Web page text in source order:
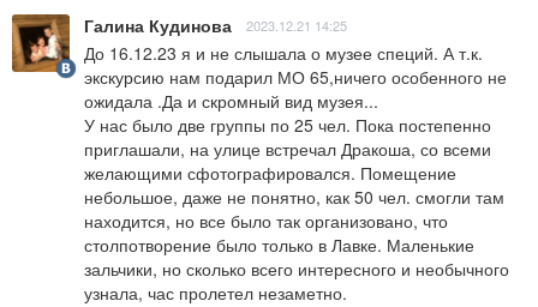
Галина Кудинова 2023.12.21 14:25
До 16.12.23 я и не слышала о музее специй. А т.к.
экскурсию нам подарил МО 65,ничего особенного не
ожидала .Да и скромный вид музея...
У нас было две группы по 25 чел. Пока постепенно
приглашали, на улице встречал Дракоша, со всеми
желающими сфотографировался. Помещение
небольшое, даже не понятно, как 50 чел. смогли там
находится, но все было так организовано, что
столпотворение было только в Лавке. Маленькие
зальчики, но сколько всего интересного и необычного
узнала, час пролетел незаметно.